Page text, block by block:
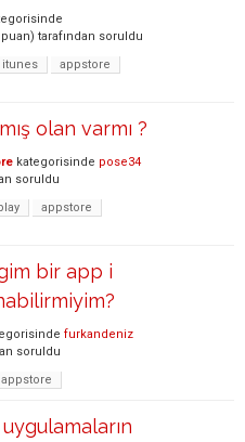
puan) tarafından soruldu
itunes
appstore
olan varmı ?
kategorisinde pose34
soruldu
appstore
bir app i
furkandeniz
soruldu
appstore